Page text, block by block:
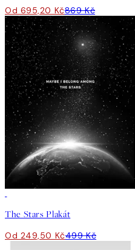
Od 695,20 Kč869 Kč
The Stars Plakát
Od 249,50 Kč499 Kč